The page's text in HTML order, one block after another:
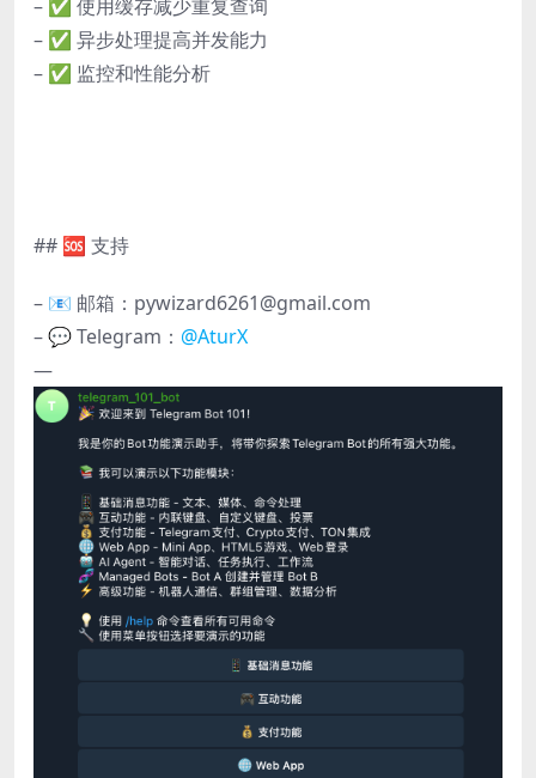
– ✅ 使用缓存减少重复查询
– ✅ 异步处理提高并发能力
– ✅ 监控和性能分析
## 🆘 支持
– 📧 邮箱：pywizard6261@gmail.com
– 💬 Telegram： @AturX
—